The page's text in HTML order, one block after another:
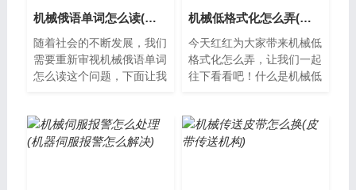
机械俄语单词怎么读(俄语机械配件词汇)
随着社会的不断发展，我们
需要重新审视机械俄语单词
怎么读这个问题，下面让我
之间的经贸...
机械低格式化怎么弄(格式化机械盘会怎么样)
今天红红为大家带来机械低
格式化怎么弄，让我们一起
往下看看吧！什么是机械低
全清除，恢...